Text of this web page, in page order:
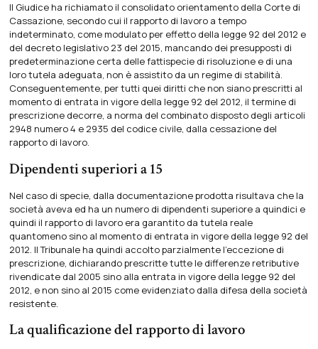
Il Giudice ha richiamato il consolidato orientamento della Corte di
Cassazione, secondo cui il rapporto di lavoro a tempo
indeterminato, come modulato per effetto della legge 92 del 2012 e
del decreto legislativo 23 del 2015, mancando dei presupposti di
predeterminazione certa delle fattispecie di risoluzione e di una
loro tutela adeguata, non è assistito da un regime di stabilità.
Conseguentemente, per tutti quei diritti che non siano prescritti al
momento di entrata in vigore della legge 92 del 2012, il termine di
prescrizione decorre, a norma del combinato disposto degli articoli
2948 numero 4 e 2935 del codice civile, dalla cessazione del
rapporto di lavoro.
Dipendenti superiori a 15
Nel caso di specie, dalla documentazione prodotta risultava che la
società aveva ed ha un numero di dipendenti superiore a quindici e
quindi il rapporto di lavoro era garantito da tutela reale
quantomeno sino al momento di entrata in vigore della legge 92 del
2012. Il Tribunale ha quindi accolto parzialmente l’eccezione di
prescrizione, dichiarando prescritte tutte le differenze retributive
rivendicate dal 2005 sino alla entrata in vigore della legge 92 del
2012, e non sino al 2015 come evidenziato dalla difesa della società
resistente.
La qualificazione del rapporto di lavoro